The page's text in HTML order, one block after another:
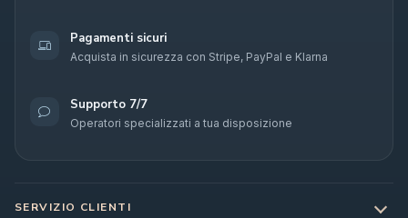
Pagamenti sicuri
Acquista in sicurezza con Stripe, PayPal e Klarna
Supporto 7/7
Operatori specializzati a tua disposizione
SERVIZIO CLIENTI